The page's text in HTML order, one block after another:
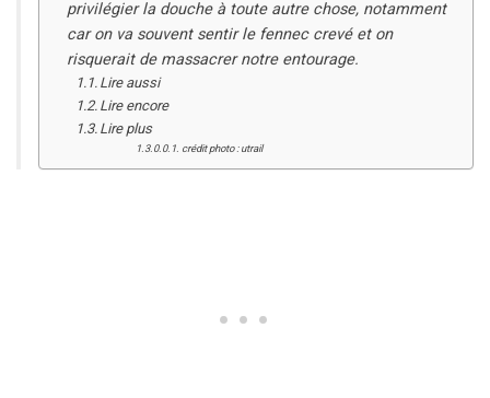
privilégier la douche à toute autre chose, notamment
car on va souvent sentir le fennec crevé et on
risquerait de massacrer notre entourage.
Lire aussi
Lire encore
Lire plus
crédit photo : utrail